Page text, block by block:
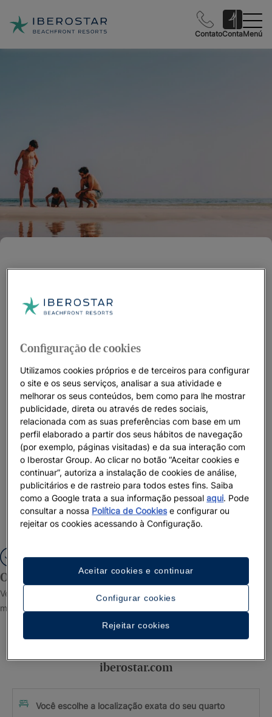
ContatoContaMenú
boletim informativo
OFERTAS EXCLUSIVAS
Obrigado por se inscrever!
Verifique sua caixa de entrada para confirmar seu endereço de e-
mail.
iberostar.com
Você escolhe a localização exata do seu quarto
Configuração de cookies
Utilizamos cookies próprios e de terceiros para configurar
o site e os seus serviços, analisar a sua atividade e
melhorar os seus conteúdos, bem como para lhe mostrar
publicidade, direta ou através de redes sociais,
relacionada com as suas preferências com base em um
perfil elaborado a partir dos seus hábitos de navegação
(por exemplo, páginas visitadas) e da sua interação com
o Iberostar Group. Ao clicar no botão “Aceitar cookies e
continuar”, autoriza a instalação de cookies de análise,
publicitários e de rastreio para todos estes fins. Saiba
como a Google trata a sua informação pessoalaqui. Pode
consultar a nossa Política de Cookiese configurar ou
rejeitar os cookies acessando à Configuração.
Configurar cookies
Rejeitar cookies
Aceitar cookies e continuar